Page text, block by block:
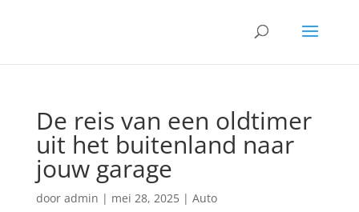
De reis van een oldtimer
uit het buitenland naar
jouw garage
door admin | mei 28, 2025| Auto